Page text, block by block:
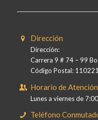
Dirección
Dirección:
Carrera 9 # 74 – 99
Código Postal: 110221
Horario de
Lunes a viernes de
Teléfono